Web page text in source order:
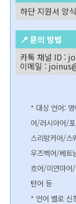
하단 지원서 양
📍 문의 방법
카톡 채널 ID :
이메일 :
* 대상 언어:
어/러시아어/
스리랑카어/
우즈벡어/베트
흐어/미얀마어
탄어 등
* 언어 별로 신